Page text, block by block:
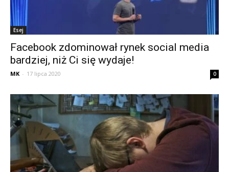
Esej
Facebook zdominował rynek social media
bardziej, niż Ci się wydaje!
MK - 17 lipca 2020 0